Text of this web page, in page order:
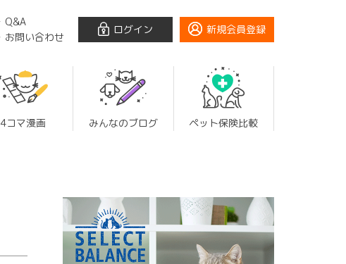
Q&A
お問い合わせ
ログイン 新規会員登録
4コマ漫画 みんなのブログ ペット保険比較